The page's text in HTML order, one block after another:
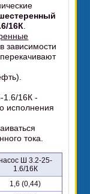
16К
зависимости
1.6/16К -
исполнения
тока.
Ш 3.2-25-
1.6/16К
1,6 (0,44)